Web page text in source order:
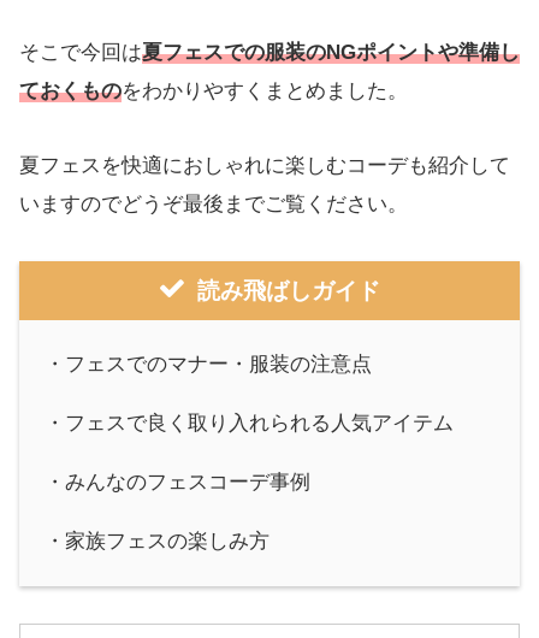
そこで今回は夏フェスでの服装のNGポイントや準備し
ておくものをわかりやすくまとめました。
夏フェスを快適におしゃれに楽しむコーデも紹介して
いますのでどうぞ最後までご覧ください。
読み飛ばしガイド
・フェスでのマナー・服装の注意点
・フェスで良く取り入れられる人気アイテム
・みんなのフェスコーデ事例
・家族フェスの楽しみ方